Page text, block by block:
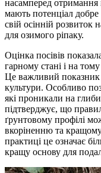
насамперед отримання
мають потенціал
свій осінній
для озимого ріпаку.
Оцінка посівів
гарному стані і на
Це важливий показник
культури. Особливо
які проникали на
підтверджує, що
ґрунтовому профілі
вкоріненню та
практиці це означає
кращу основу для